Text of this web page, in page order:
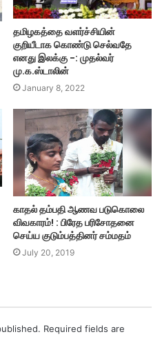
தமிழகத்தை வளர்ச்சியின்
குறியீடாக கொண்டு செல்வதே
எனது இலக்கு -: முதல்வர்
மு.க.ஸ்டாலின்
January 8, 2022
காதல் தம்பதி ஆணவ படுகொலை
விவகாரம்! : பிரேத பரிசோதனை
செய்ய குடும்பத்தினர் சம்மதம்
July 20, 2019
Required fields are